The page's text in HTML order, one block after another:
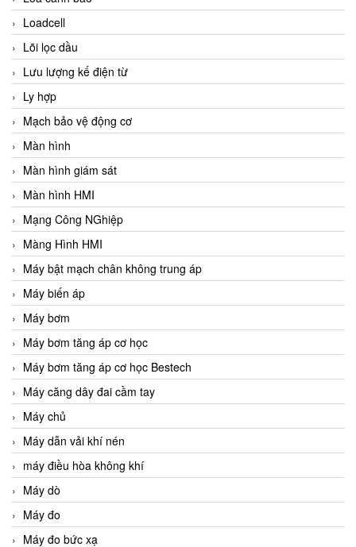
Loadcell
Lõi lọc dầu
Lưu lượng kế điện từ
Ly hợp
Mạch bảo vệ động cơ
Màn hình
Màn hình giám sát
Màn hình HMI
Mạng Công NGhiệp
Màng Hình HMI
Máy bật mạch chân không trung áp
Máy biến áp
Máy bơm
Máy bơm tăng áp cơ học
Máy bơm tăng áp cơ học Bestech
Máy căng dây đai cầm tay
Máy chủ
Máy dẫn vải khí nén
máy điều hòa không khí
Máy dò
Máy đo
Máy đo bức xạ